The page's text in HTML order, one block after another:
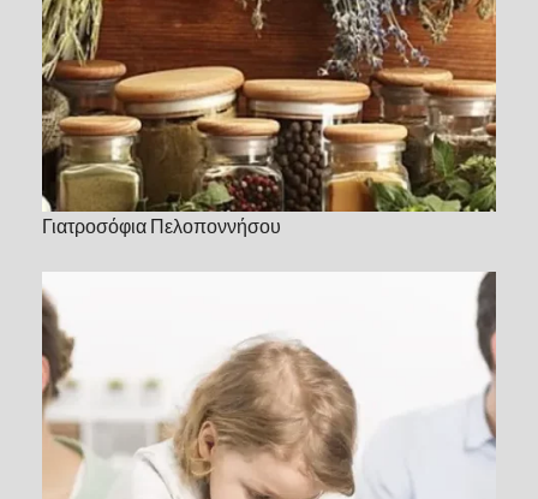
Γιατροσόφια Πελοποννήσου